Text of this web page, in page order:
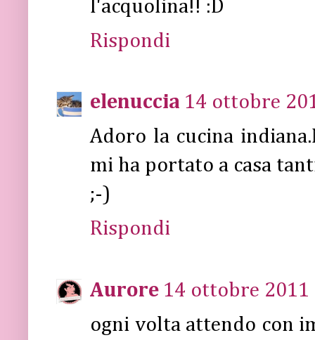
l'acquolina!! :D
Rispondi
elenuccia 14 ottobre
Adoro la cucina
mi ha portato a casa
;-)
Rispondi
Aurore 14 ottobre 2011
ogni volta attendo con